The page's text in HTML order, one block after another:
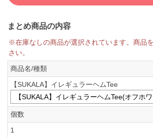
まとめ商品の内容
※在庫なしの商品が選択されています。商品
さい。
商品名/種類
【SUKALA】イレギュラーヘムTee
個数
1